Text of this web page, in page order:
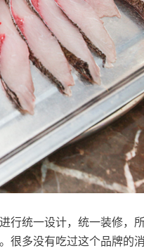
统一设计，统一装修，
很多没有吃过这个品牌的